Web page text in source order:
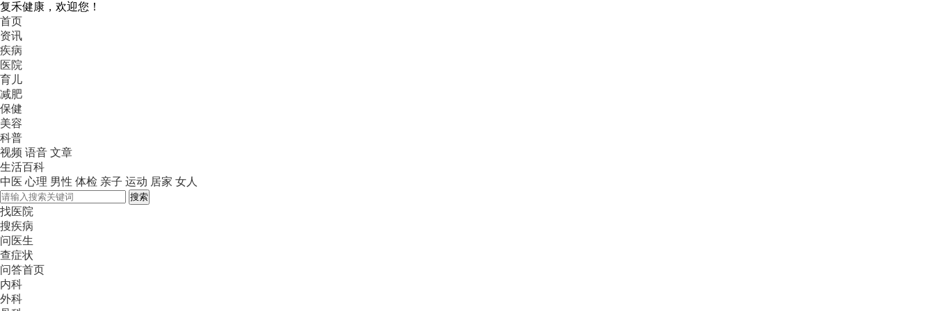
复禾健康，欢迎您！
首页
资讯
疾病
医院
育儿
减肥
保健
美容
科普
视频 语音 文章
生活百科
中医 心理 男性 体检 亲子 运动 居家 女人
搜索
找医院
搜疾病
问医生
查症状
问答首页
内科
外科